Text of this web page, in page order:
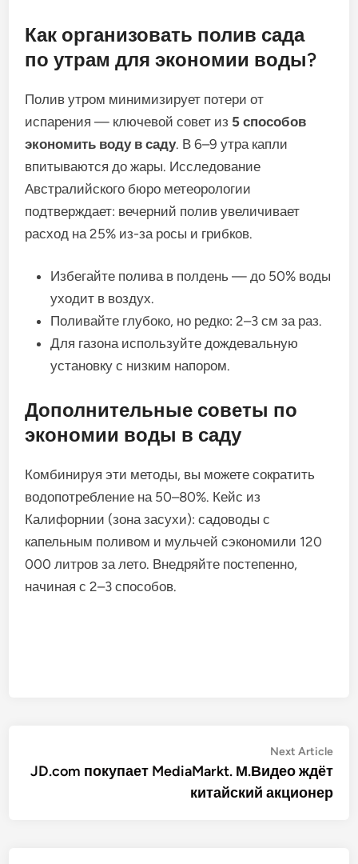
Как организовать полив сада
по утрам для экономии воды?
Полив утром минимизирует потери от
испарения — ключевой совет из 5 способов
экономить воду в саду. В 6–9 утра капли
впитываются до жары. Исследование
Австралийского бюро метеорологии
подтверждает: вечерний полив увеличивает
расход на 25% из-за росы и грибков.
Избегайте полива в полдень — до 50% воды
уходит в воздух.
Поливайте глубоко, но редко: 2–3 см за раз.
Для газона используйте дождевальную
установку с низким напором.
Дополнительные советы по
экономии воды в саду
Комбинируя эти методы, вы можете сократить
водопотребление на 50–80%. Кейс из
Калифорнии (зона засухи): садоводы с
капельным поливом и мульчей сэкономили 120
000 литров за лето. Внедряйте постепенно,
начиная с 2–3 способов.
navigation
Next Article
JD.com покупает MediaMarkt. М.Видео ждёт
китайский акционер